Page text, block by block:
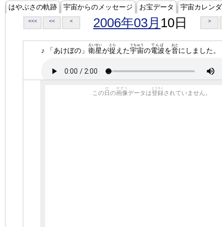
はやぶさの軌跡 宇宙からのメッセージ お宝データ 宇宙カレン
<<< << < 2006年03月 10日 >
♪ 「あけぼの」 衛星
えいせい
が捉
とら
えた宇宙
うちゅう
の電波
でんぱ
を音
おと
にしました。
この 日
ひ
の画像
がぞう
データは登録
とうろく
されていません。